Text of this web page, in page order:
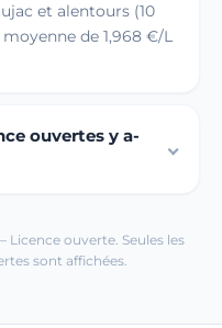
et alentours (10
de 1,968 €/L
ouvertes y a-
ouverte. Seules les
sont affichées.